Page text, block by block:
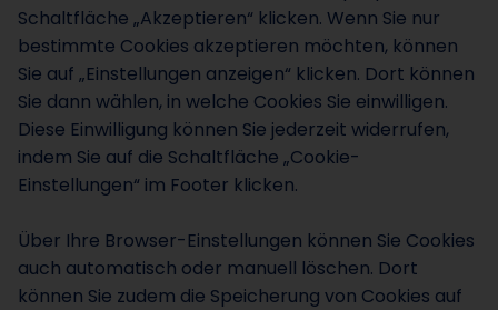
Schaltfläche „Akzeptieren“ klicken. Wenn Sie nur
bestimmte Cookies akzeptieren möchten, können
Sie auf „Einstellungen anzeigen“ klicken. Dort können
Sie dann wählen, in welche Cookies Sie einwilligen.
Diese Einwilligung können Sie jederzeit widerrufen,
indem Sie auf die Schaltfläche „Cookie-
Einstellungen“ im Footer klicken.
Über Ihre Browser-Einstellungen können Sie Cookies
auch automatisch oder manuell löschen. Dort
können Sie zudem die Speicherung von Cookies auf